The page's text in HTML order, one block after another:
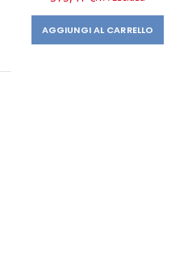
AGGIUNGI AL CARRELLO